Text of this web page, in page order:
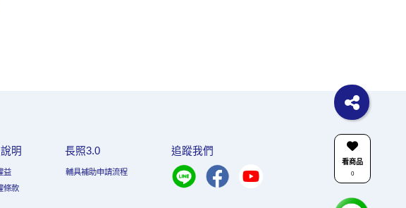
明
益
條款
長照3.0
輔具補助申請流程
追蹤我們
看商品
0